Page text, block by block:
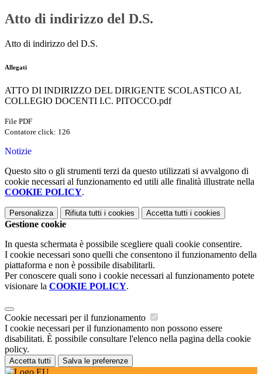
Atto di indirizzo del D.S.
Atto di indirizzo del D.S.
Allegati
ATTO DI INDIRIZZO DEL DIRIGENTE SCOLASTICO AL
COLLEGIO DOCENTI I.C. PITOCCO.pdf
File PDF
Contatore click: 126
Notizie
Questo sito o gli strumenti terzi da questo utilizzati si avvalgono di
cookie necessari al funzionamento ed utili alle finalità illustrate nella
COOKIE POLICY.
Personalizza Rifiuta tutti i cookies Accetta tutti i cookies
Gestione cookie
In questa schermata è possibile scegliere quali cookie consentire.
I cookie necessari sono quelli che consentono il funzionamento della
piattaforma e non è possibile disabilitarli.
Per conoscere quali sono i cookie necessari al funzionamento potete
visionare la COOKIE POLICY.
Cookie necessari per il funzionamento
I cookie necessari per il funzionamento non possono essere
disabilitati. È possibile consultare l'elenco nella pagina della cookie
policy.
Accetta tutti Salva le preferenze